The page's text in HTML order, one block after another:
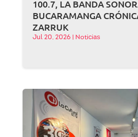
100.7, LA BANDA
BUCARAMANGA
ZARRUK
Jul 20, 2026 Noticias